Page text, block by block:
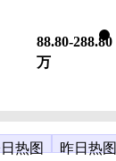
88.80-288.80
万
热图 昨日热图